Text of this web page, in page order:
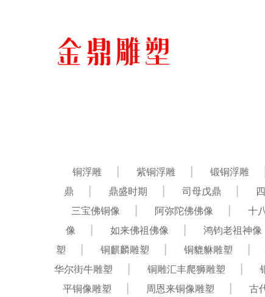
铜浮雕 紫铜浮雕 锻铜浮雕
鼎
鼎盛时期 司母戊鼎
三宝佛铜像
阿弥陀佛佛像 十
像
如来佛祖佛像 鸿钧老祖神像
塑
铜麒麟雕塑 铜貔貅雕塑
华尔街牛雕塑
铜雕汇丰爬狮雕塑
平铜像雕塑
周恩来铜像雕塑 古